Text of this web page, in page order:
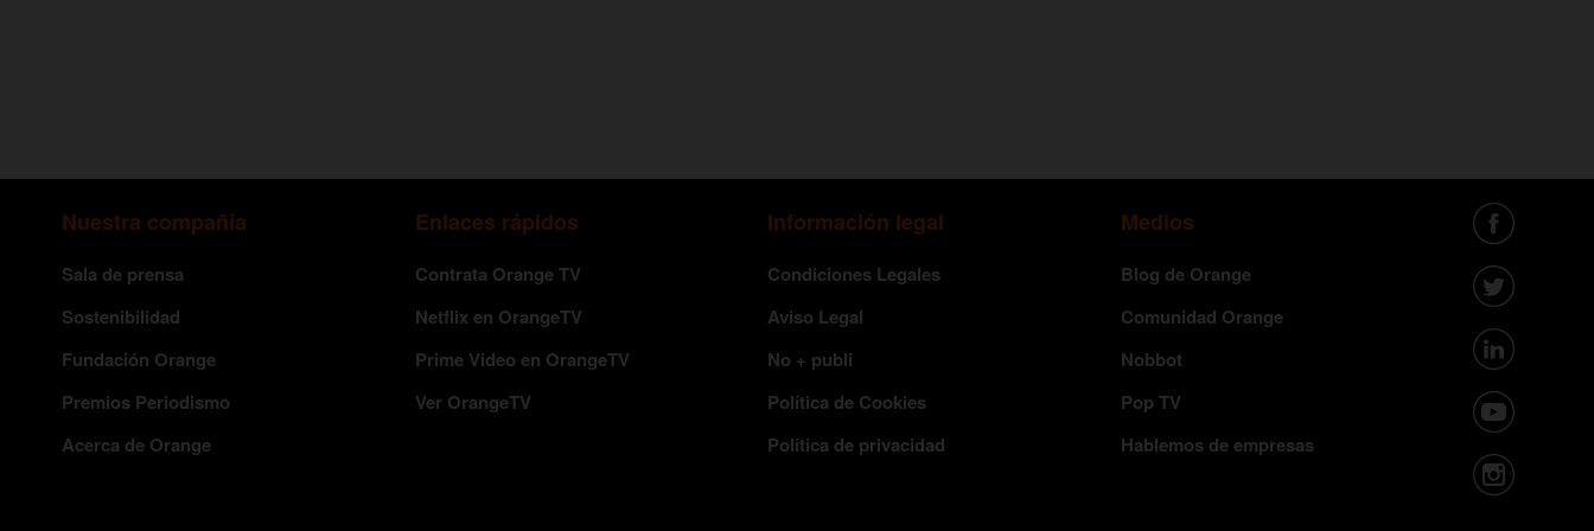
Nuestra compañía
Sala de prensa
Sostenibilidad
Fundación Orange
Premios Periodismo
Acerca de Orange
Enlaces rápidos
Contrata Orange TV
Netflix en OrangeTV
Prime Video en OrangeTV
Ver OrangeTV
Información legal
Condiciones Legales
Aviso Legal
No + publi
Política de Cookies
Política de privacidad
Medios
Blog de Orange
Comunidad Orange
Nobbot
Pop TV
Hablemos de empresas